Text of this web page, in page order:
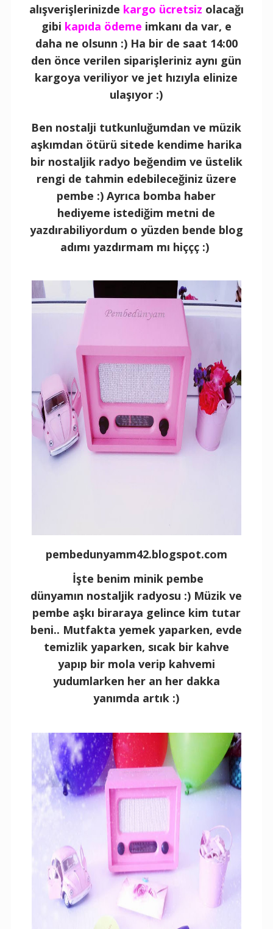
alışverişlerinizde kargo ücretsiz olacağı
gibi kapıda ödeme imkanı da var, e
daha ne olsunn :) Ha bir de saat 14:00
den önce verilen siparişleriniz aynı gün
kargoya veriliyor ve jet hızıyla elinize
ulaşıyor :)
Ben nostalji tutkunluğumdan ve müzik
aşkımdan ötürü sitede kendime harika
bir nostaljik radyo beğendim ve üstelik
rengi de tahmin edebileceğiniz üzere
pembe :) Ayrıca bomba haber
hediyeme istediğim metni de
yazdırabiliyordum o yüzden bende blog
adımı yazdırmam mı hiççç :)
pembedunyamm42.blogspot.com
İşte benim minik pembe
dünyamın nostaljik radyosu :) Müzik ve
pembe aşkı biraraya gelince kim tutar
beni.. Mutfakta yemek yaparken, evde
temizlik yaparken, sıcak bir kahve
yapıp bir mola verip kahvemi
yudumlarken her an her dakka
yanımda artık :)